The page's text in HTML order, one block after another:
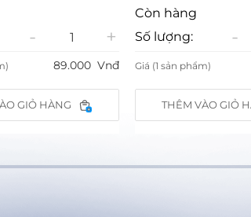
+
89.000Vnđ
Còn hàng
Số lượng:
-
Giá (1 sản phẩm)
THÊM VÀO GIỎ HÀNG